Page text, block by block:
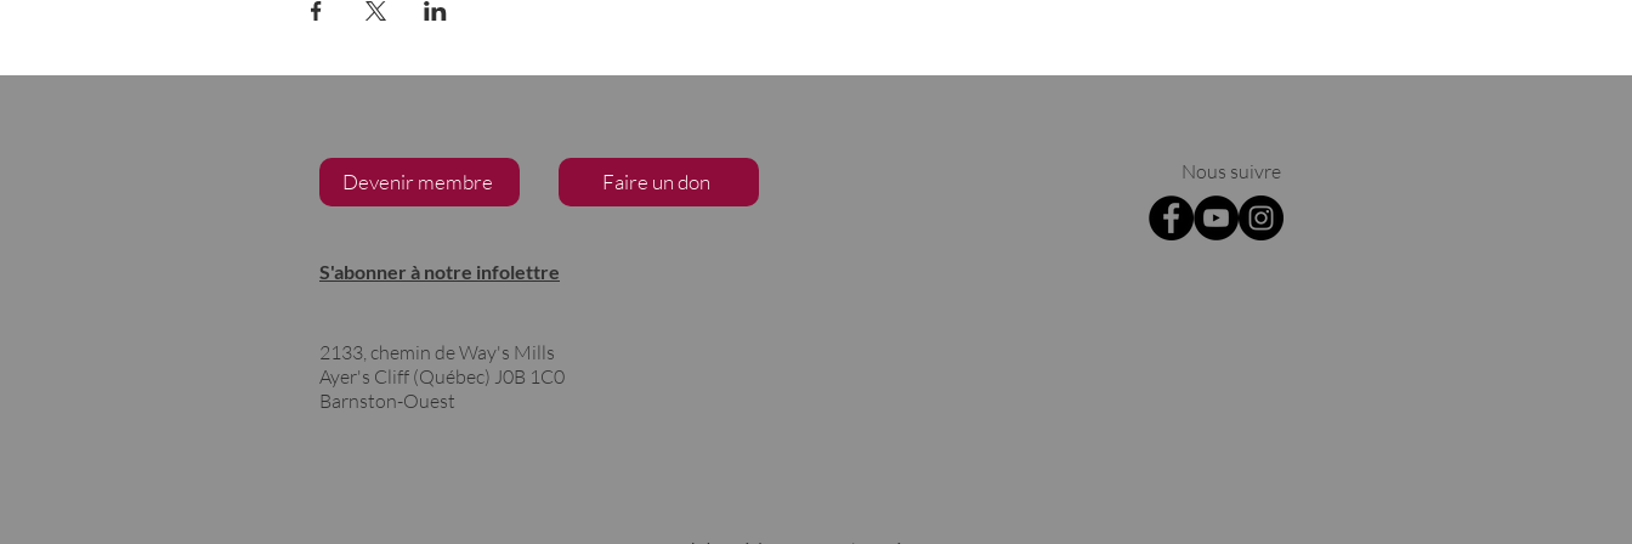
Devenir membre Faire un don Nous suivre
S'abonner à notre infolettre
2133, chemin de Way's Mills
Ayer's Cliff (Québec) J0B 1C0
Barnston-Ouest